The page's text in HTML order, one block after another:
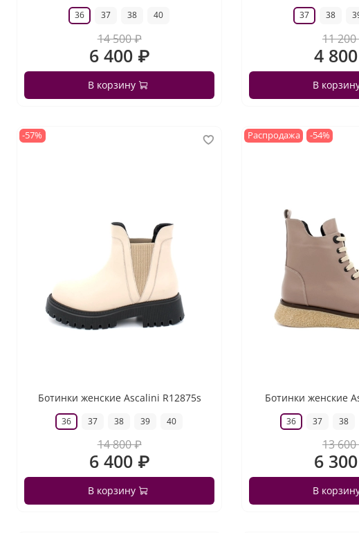
36 37 38 40
14 500 ₽
6 400 ₽
В корзину
37 38
11
4
В
-57%
Ботинки женские Ascalini R12875s
36 37 38 39 40
14 800 ₽
6 400 ₽
В корзину
Распродажа -54%
Ботинки женские
36 37 38
13
6
В